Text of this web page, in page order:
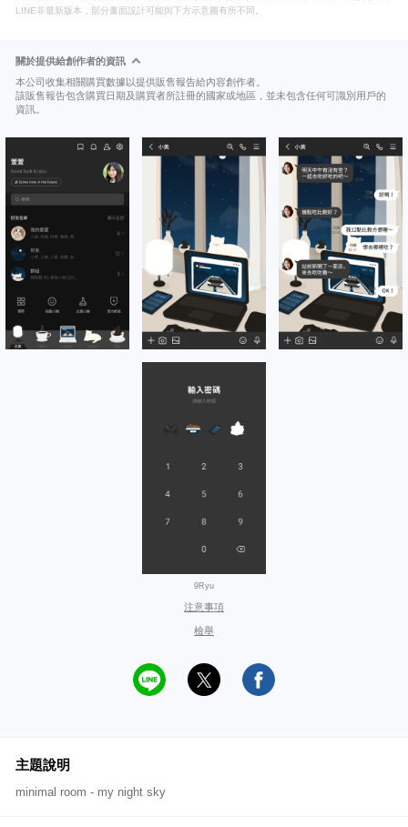
LINE非最新版本，部分畫面設計可能與下方示意圖有所不同。
關於提供給創作者的資訊
本公司收集相關購買數據以提供販售報告給內容創作者。
該販售報告包含購買日期及購買者所註冊的國家或地區，並未包含任何可識別用戶的
資訊。
9Ryu
注意事項
檢舉
主題說明
minimal room - my night sky